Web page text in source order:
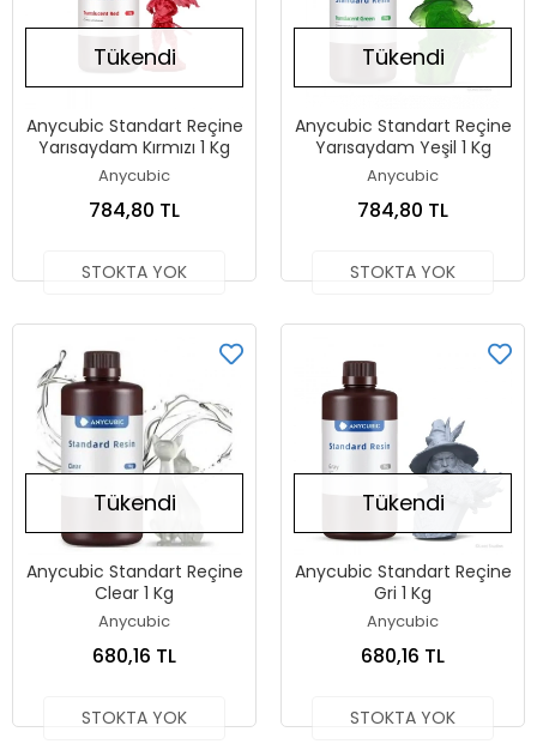
Tükendi
Anycubic Standart Reçine
Yarısaydam Kırmızı 1 Kg
Anycubic
784,80 TL
STOKTA YOK
Tükendi
Anycubic Standart Reçine
Yarısaydam Yeşil 1 Kg
Anycubic
784,80 TL
STOKTA YOK
Tükendi
Anycubic Standart Reçine
Clear 1 Kg
Anycubic
680,16 TL
STOKTA YOK
Tükendi
Anycubic Standart Reçine
Gri 1 Kg
Anycubic
680,16 TL
STOKTA YOK